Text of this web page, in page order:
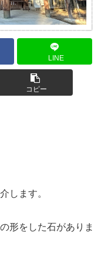
LINE
コピー
します。
形をした石がありま